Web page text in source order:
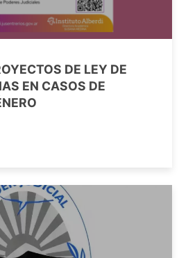
DE LEY DE
EN CASOS DE